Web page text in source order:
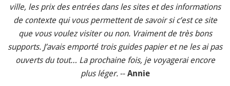
ville, les prix des entrées dans les sites et des informations
de contexte qui vous permettent de savoir si c’est ce site
que vous voulez visiter ou non. Vraiment de très bons
supports. J’avais emporté trois guides papier et ne les ai pas
ouverts du tout… La prochaine fois, je voyagerai encore
plus léger.-- Annie